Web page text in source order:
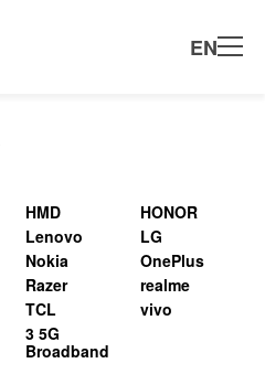
EN
HMD
HONOR
Lenovo
LG
Nokia
OnePlus
Razer
realme
TCL
vivo
3 5G
Broadband